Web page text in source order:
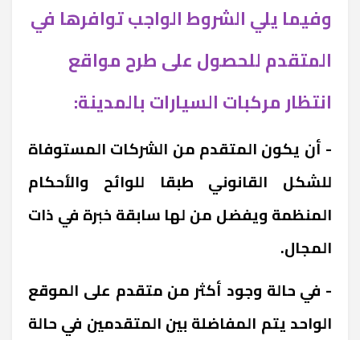
وفيما يلي الشروط الواجب توافرها في
المتقدم للحصول على طرح مواقع
انتظار مركبات السيارات بالمدينة:
- أن يكون المتقدم من الشركات المستوفاة
للشكل القانوني طبقا للوائح والأحكام
المنظمة ويفضل من لها سابقة خبرة في ذات
المجال.
- في حالة وجود أكثر من متقدم على الموقع
الواحد يتم المفاضلة بين المتقدمين في حالة